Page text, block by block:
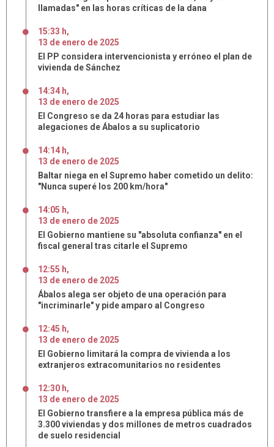
llamadas" en las horas críticas de la dana
15:33 h,
13 de enero de 2025
El PP considera intervencionista y erróneo el plan de
vivienda de Sánchez
14:34 h,
13 de enero de 2025
El Congreso se da 24 horas para estudiar las
alegaciones de Ábalos a su suplicatorio
14:14 h,
13 de enero de 2025
Baltar niega en el Supremo haber cometido un delito:
"Nunca superé los 200 km/hora"
14:05 h,
13 de enero de 2025
El Gobierno mantiene su "absoluta confianza" en el
fiscal general tras citarle el Supremo
12:55 h,
13 de enero de 2025
Ábalos alega ser objeto de una operación para
"incriminarle" y pide amparo al Congreso
12:45 h,
13 de enero de 2025
El Gobierno limitará la compra de vivienda a los
extranjeros extracomunitarios no residentes
12:30 h,
13 de enero de 2025
El Gobierno transfiere a la empresa pública más de
3.300 viviendas y dos millones de metros cuadrados
de suelo residencial